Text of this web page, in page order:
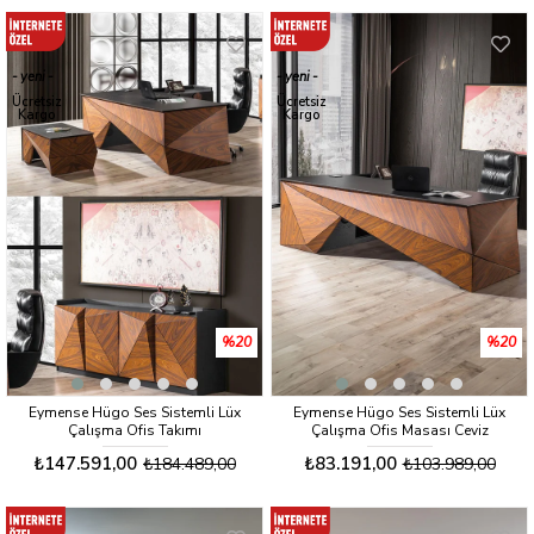
Eymense Hügo Ses Sistemli Lüx
Çalışma Ofis Takımı
₺147.591,00 ₺184.489,00
%20
yeni
ürün
Ücretsiz
Kargo
Eymense Hügo Ses Sistemli Lüx
Çalışma Ofis Masası Ceviz
₺83.191,00 ₺103.989,00
%20
yeni
ürün
Ücretsiz
Kargo